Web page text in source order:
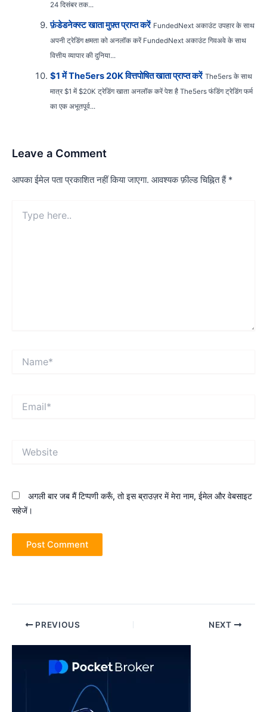
24 दिसंबर तक...
फ़ंडेडनेक्स्ट खाता मुफ़्त प्राप्त करें FundedNext अकाउंट उपहार के साथ
अपनी ट्रेडिंग क्षमता को अनलॉक करें FundedNext अकाउंट गिवअवे के साथ
वित्तीय व्यापार की दुनिया...
$1 में The5ers 20K वित्तपोषित खाता प्राप्त करें The5ers के साथ
मात्र $1 में $20K ट्रेडिंग खाता अनलॉक करें पेश है The5ers फंडिंग ट्रेडिंग फर्म
का एक अभूतपूर्व...
Leave a Comment
आपका ईमेल पता प्रकाशित नहीं किया जाएगा. आवश्यक फ़ील्ड चिह्नित हैं *
here..
अगली बार जब मैं टिप्पणी करूँ, तो इस ब्राउज़र में मेरा नाम, ईमेल और वेबसाइट
सहेजें।
Post PREVIOUS NEXT